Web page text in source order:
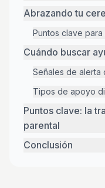
Abrazando tu
Puntos clave
Cuándo buscar
Señales de alerta
Tipos de apoyo
Puntos clave: la
parental
Conclusión